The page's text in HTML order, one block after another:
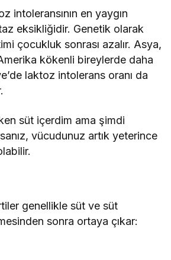
intoleransının en yaygın
eksikliğidir. Genetik olarak
çocukluk sonrası azalır. Asya,
kökenli bireylerde daha
laktoz intolerans oranı da
süt içerdim ama şimdi
vücudunuz artık yeterince
genellikle süt ve süt
sonra ortaya çıkar: